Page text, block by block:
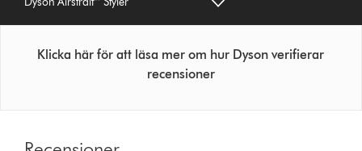
Klicka här för att läsa mer om hur Dyson verifierar
recensioner